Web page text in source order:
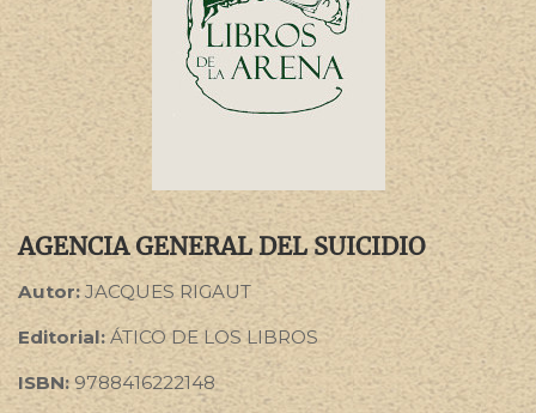
AGENCIA GENERAL DEL SUICIDIO
Autor:JACQUES RIGAUT
Editorial:ÁTICO DE LOS LIBROS
ISBN: 9788416222148